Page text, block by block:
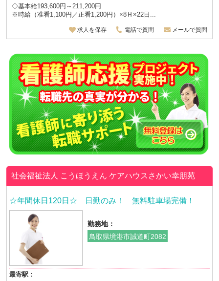
◇基本給193,600円～211,200円
※時給（准看1,100円／正看1,200円）×8Ｈ×22日...
求人を保存 電話で質問 メールで質問
社会福祉法人 こうほうえんケアハウスさかい幸朋苑
☆年間休日120日☆ 日勤のみ！ 無料駐車場完備！
勤務地：
鳥取県境港市誠道町2082
最寄駅：